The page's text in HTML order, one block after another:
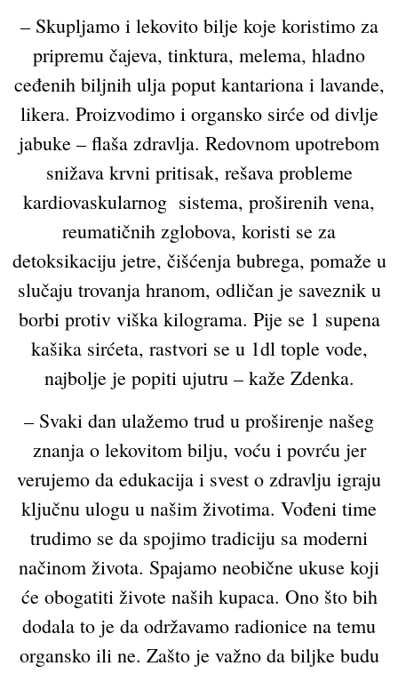
– Skupljamo i lekovito bilje koje koristimo za
pripremu čajeva, tinktura, melema, hladno
ceđenih biljnih ulja poput kantariona i lavande,
likera. Proizvodimo i organsko sirće od divlje
jabuke – flaša zdravlja. Redovnom upotrebom
snižava krvni pritisak, rešava probleme
kardiovaskularnog sistema, proširenih vena,
reumatičnih zglobova, koristi se za
detoksikaciju jetre, čišćenja bubrega, pomaže u
slučaju trovanja hranom, odličan je saveznik u
borbi protiv viška kilograma. Pije se 1 supena
kašika sirćeta, rastvori se u 1dl tople vode,
najbolje je popiti ujutru – kaže Zdenka.
– Svaki dan ulažemo trud u proširenje našeg
znanja o lekovitom bilju, voću i povrću jer
verujemo da edukacija i svest o zdravlju igraju
ključnu ulogu u našim životima. Vođeni time
trudimo se da spojimo tradiciju sa moderni
načinom života. Spajamo neobične ukuse koji
će obogatiti živote naših kupaca. Ono što bih
dodala to je da održavamo radionice na temu
organsko ili ne. Zašto je važno da biljke budu